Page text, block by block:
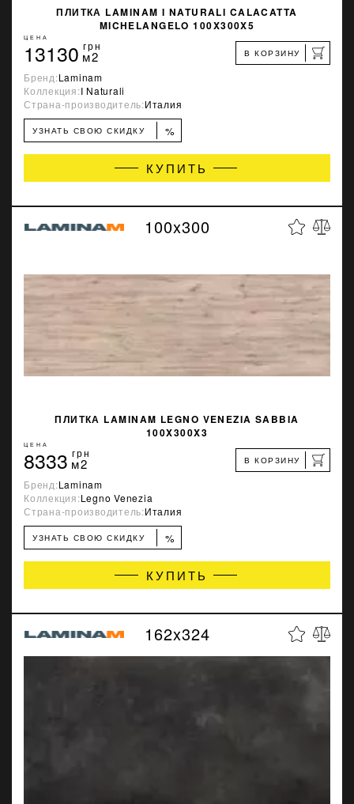
ПЛИТКА LAMINAM I NATURALI CALACATTA
MICHELANGELO 100X300X5
ЦЕНА
13130 грн
м2 В КОРЗИНУ
Бренд:Laminam
Коллекция:I Naturali
Страна-производитель:Италия
УЗНАТЬ СВОЮ СКИДКУ %
КУПИТЬ
100x300
ПЛИТКА LAMINAM LEGNO VENEZIA SABBIA
100X300X3
ЦЕНА
8333 грн
м2 В КОРЗИНУ
Бренд:Laminam
Коллекция:Legno Venezia
Страна-производитель:Италия
УЗНАТЬ СВОЮ СКИДКУ %
КУПИТЬ
162x324